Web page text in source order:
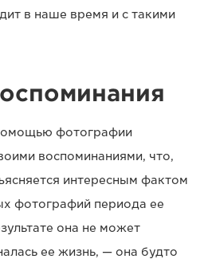
в наше время и с такими
фотографии
воспоминаниями, что,
интересным фактом
фотографий периода ее
она не может
ее жизнь, — она будто